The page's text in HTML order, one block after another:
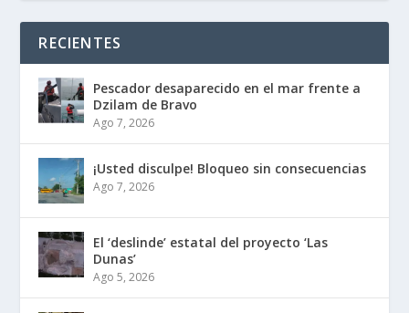
RECIENTES
Pescador desaparecido en el mar frente a
Dzilam de Bravo
Ago 7, 2026
¡Usted disculpe! Bloqueo sin consecuencias
Ago 7, 2026
El ‘deslinde’ estatal del proyecto ‘Las
Dunas’
Ago 5, 2026